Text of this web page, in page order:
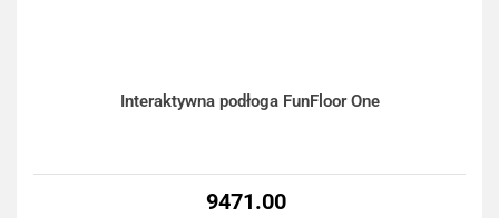
Interaktywna podłoga FunFloor One
9471.00